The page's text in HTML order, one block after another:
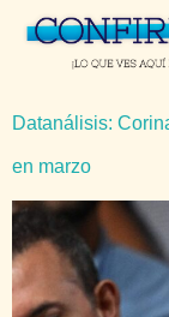
Datanálisis:
en marzo